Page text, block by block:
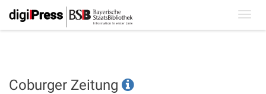
Coburger Zeitung